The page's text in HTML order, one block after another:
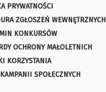
PRYWATNOŚCI
ZGŁOSZEŃ WEWNĘTRZNYCH
KONKURSÓW
OCHRONY MAŁOLETNICH
KORZYSTANIA
SPOŁECZNYCH